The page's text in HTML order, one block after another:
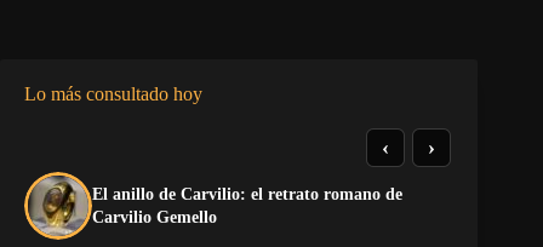
Lo más consultado hoy
El anillo de Carvilio: el retrato romano de
Carvilio Gemello
‹ ›